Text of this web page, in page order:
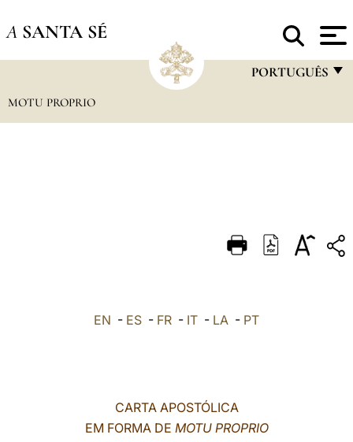
A SANTA SÉ
PORTUGUÊS
DEUTSCH
العربيّة
MOTU PROPRIO
EN - ES - FR - IT - LA - PT
CARTA APOSTÓLICA
EM FORMA DE MOTU PROPRIO